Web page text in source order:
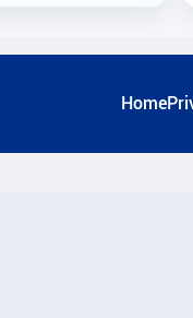
Home